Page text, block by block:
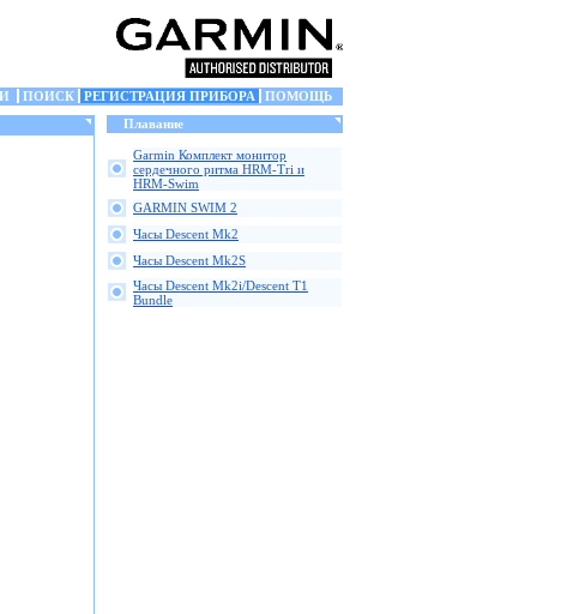
ПОИСК РЕГИСТРАЦИЯ ПРИБОРА
ПОМОЩЬ
Плавание
Garmin Комплект монитор
сердечного ритма HRM-Tri и
HRM-Swim
GARMIN SWIM 2
Часы Descent Mk2
Часы Descent Mk2S
Часы Descent Mk2i/Descent T1
Bundle